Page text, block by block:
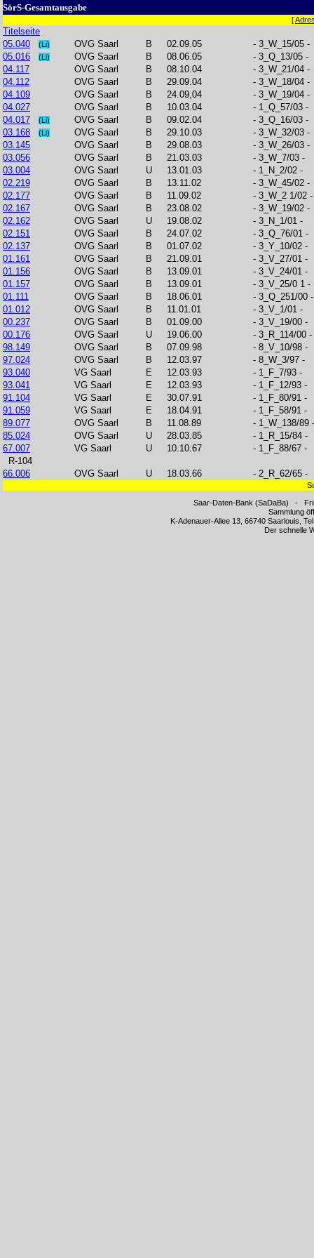
SörS-Gesamtausgabe
[
Titelseite
05.040
(Li) OVG Saarl B 02.09.05
- 3_W_15/05 -
05.016
(Li) OVG Saarl B 08.06.05
- 3_Q_13/05 -
04.117
OVG Saarl B 08.10.04
- 3_W_21/04 -
04.112
OVG Saarl B 29.09.04
- 3_W_18/04 -
04.109
OVG Saarl B 24.09,04
- 3_W_19/04 -
04.027
OVG Saarl B 10.03.04
- 1_Q_57/03 -
04.017
(Li) OVG Saarl B 09.02.04
- 3_Q_16/03 -
03.168
(Li) OVG Saarl B 29.10.03
- 3_W_32/03 -
03.145
OVG Saarl B 29.08.03
- 3_W_26/03 -
03.056
OVG Saarl B 21.03.03
- 3_W_7/03 -
03.004
OVG Saarl U 13.01.03
- 1_N_2/02 -
02.219
OVG Saarl B 13.11.02
- 3_W_45/02 -
02.177
OVG Saarl B 11.09.02
- 3_W_2 1/02 -
02.167
OVG Saarl B 23.08.02
- 3_W_19/02 -
02.162
OVG Saarl U 19.08.02
- 3_N_1/01 -
02.151
OVG Saarl B 24.07.02
- 3_Q_76/01 -
02.137
OVG Saarl B 01.07.02
- 3_Y_10/02 -
01.161
OVG Saarl B 21.09.01
- 3_V_27/01 -
01.156
OVG Saarl B 13.09.01
- 3_V_24/01 -
01.157
OVG Saarl B 13.09.01
- 3_V_25/0 1 -
01.111
OVG Saarl B 18.06.01
- 3_Q_251/00 -
01.012
OVG Saarl B 11.01.01
- 3_V_1/01 -
00.237
OVG Saarl B 01.09.00
- 3_V_19/00 -
00.176
OVG Saarl U 19.06.00
- 3_R_114/00 -
98.149
OVG Saarl B 07.09.98
- 8_V_10/98 -
97.024
OVG Saarl B 12.03.97
- 8_W_3/97 -
93.040
VG Saarl E 12.03.93
- 1_F_7/93 -
93.041
VG Saarl E 12.03.93
- 1_F_12/93 -
91.104
VG Saarl E 30.07.91
- 1_F_80/91 -
91.059
VG Saarl E 18.04.91
- 1_F_58/91 -
89.077
OVG Saarl B 11.08.89
- 1_W_138/89 -
85.024
OVG Saarl U 28.03.85
- 1_R_15/84 -
67.007
VG Saarl U 10.10.67
- 1_F_88/67 -
R-104
66.006
OVG Saarl U 18.03.66 - 2_R_62/65 -
Saar-Daten-Bank (SaDaBa) -
Sammlung
K-Adenauer-Allee 13, 66740 Saarlouis,
Der schnelle